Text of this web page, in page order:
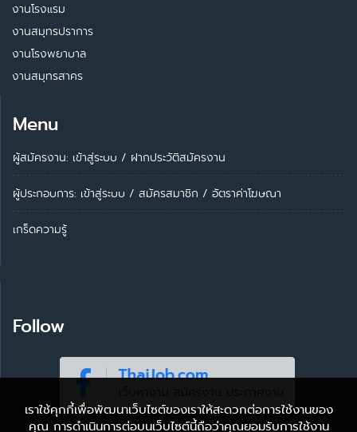
งานโรงแรม
งานสมุทรปราการ
งานโรงพยาบาล
งานสมุทรสาคร
Menu
ผู้สมัครงาน: เข้าสู่ระบบ / ฝากประวัติสมัครงาน
ผู้ประกอบการ: เข้าสู่ระบบ / สมัครสมาชิก / อัตราค่าโฆษณา
เกร็ดความรู้
Follow
เราใช้คุกกี้เพื่อพัฒนาเว็บไซต์ของเราให้สะดวกต่อการใช้งานของ
คุณ การดำเนินการต่อบนเว็บไซต์นี้ถือว่าคุณยอมรับการใช้งาน